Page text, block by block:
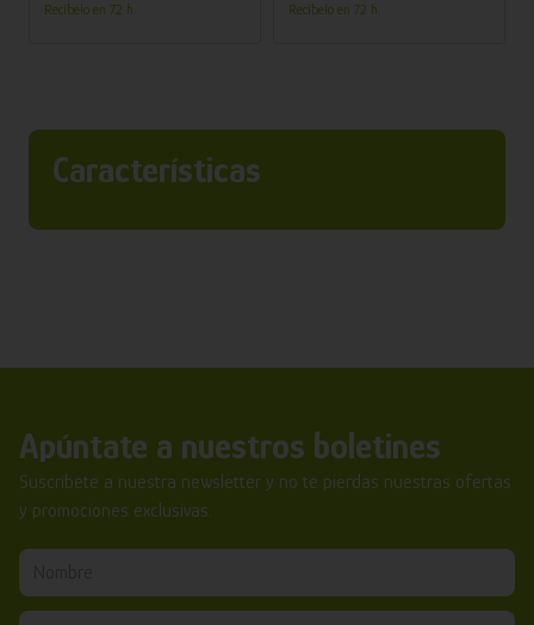
Recíbelo en 72 h. Recíbelo en 72 h.
Características
Apúntate a nuestros boletines
Suscríbete a nuestra newsletter y no te pierdas nuestras ofertas
y promociones exclusivas.